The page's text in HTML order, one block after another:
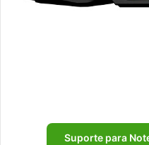
Suporte para